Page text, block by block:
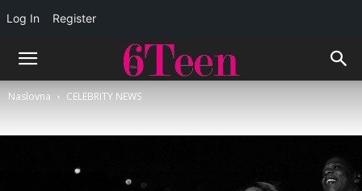
Naslovna CELEBRITY NEWS
Log In Register